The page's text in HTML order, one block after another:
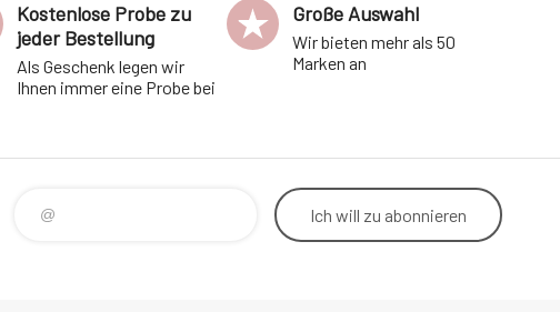
Kostenlose Probe zu
jeder Bestellung
Als Geschenk legen wir
Ihnen immer eine Probe bei
Große Auswahl
Wir bieten mehr als 50
Marken an
Ich will zu abonnieren